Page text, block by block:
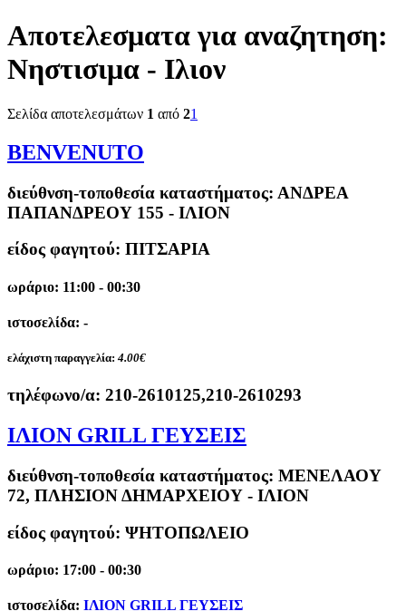
Αποτελεσματα για αναζητηση:
Νηστισιμα - Ιλιον
Σελίδα αποτελεσμάτων 1 από 21
BENVENUTO
διεύθνση-τοποθεσία καταστήματος: ΑΝΔΡΕΑ
ΠΑΠΑΝΔΡΕΟΥ 155 - ΙΛΙΟΝ
είδος φαγητού: ΠΙΤΣΑΡΙΑ
ωράριο: 11:00 - 00:30
ιστοσελίδα: -
ελάχιστη παραγγελία: 4.00€
τηλέφωνο/α: 210-2610125,210-2610293
ΙΛΙΟΝ GRILL ΓΕΥΣΕΙΣ
διεύθνση-τοποθεσία καταστήματος: ΜΕΝΕΛΑΟΥ
72, ΠΛΗΣΙΟΝ ΔΗΜΑΡΧΕΙΟΥ - ΙΛΙΟΝ
είδος φαγητού: ΨΗΤΟΠΩΛΕΙΟ
ωράριο: 17:00 - 00:30
ιστοσελίδα: ΙΛΙΟΝ GRILL ΓΕΥΣΕΙΣ